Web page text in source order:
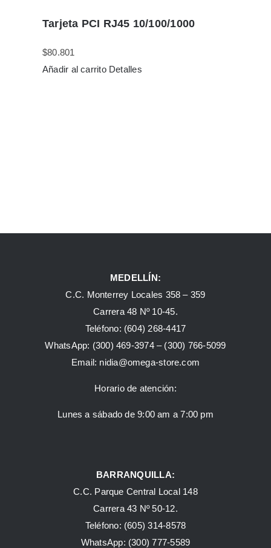
Tarjeta PCI RJ45 10/100/1000
$80.801
Añadir al carrito Detalles
MEDELLÍN:
C.C. Monterrey Locales 358 – 359
Carrera 48 Nº 10-45.
Teléfono: (604) 268-4417
WhatsApp: (300) 469-3974 – (300) 766-5099
Email: nidia@omega-store.com
Horario de atención:
Lunes a sábado de 9:00 am a 7:00 pm
BARRANQUILLA:
C.C. Parque Central Local 148
Carrera 43 Nº 50-12.
Teléfono: (605) 314-8578
WhatsApp: (300) 777-5589